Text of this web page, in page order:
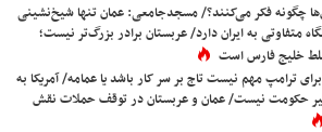
چگونه فکر می‌کنند؟/ مسجدجامعی: عمان تنها شیخ‌نشینی
متفاوتی به ایران دارد/ عربستان برادر بزرگ‌تر نیست؛
خلیج فارس است
برای ترامپ مهم نیست تاج بر سر کار باشد یا عمامه/ آمریکا به
حکومت نیست/ عمان و عربستان در توقف حملات نقش